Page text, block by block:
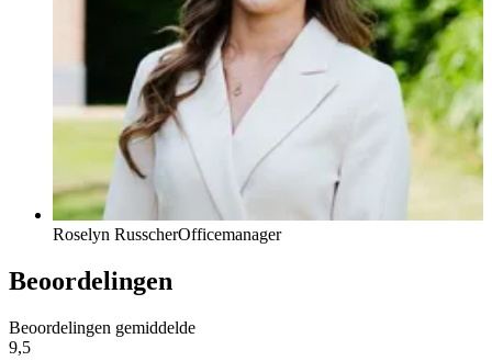
Roselyn RusscherOfficemanager
Beoordelingen
Beoordelingen gemiddelde
9,5